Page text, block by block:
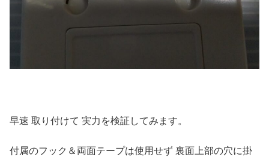
早速 取り付けて 実力を検証してみます。
付属のフック＆両面テープは使用せず 裏面上部の穴に掛